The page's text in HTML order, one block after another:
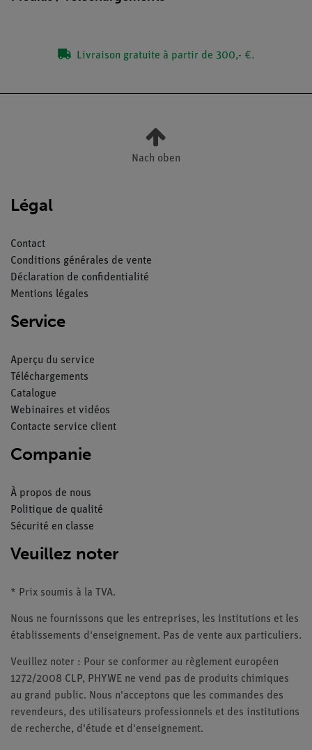
Livraison gratuite à partir de 300,- €.
Nach oben
Légal
Contact
Conditions générales de vente
Déclaration de confidentialité
Mentions légales
Service
Aperçu du service
Téléchargements
Catalogue
Webinaires et vidéos
Contacte service client
Companie
À propos de nous
Politique de qualité
Sécurité en classe
Veuillez noter
* Prix soumis à la TVA.
Nous ne fournissons que les entreprises, les institutions et les
établissements d'enseignement. Pas de vente aux particuliers.
Veuillez noter : Pour se conformer au règlement européen
1272/2008 CLP, PHYWE ne vend pas de produits chimiques
au grand public. Nous n'acceptons que les commandes des
revendeurs, des utilisateurs professionnels et des institutions
de recherche, d'étude et d'enseignement.